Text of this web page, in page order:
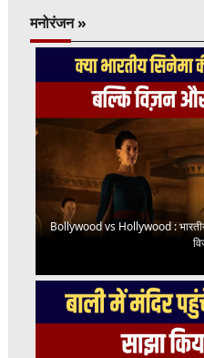
मनोरंजन »
Bollywood vs Hollywood :